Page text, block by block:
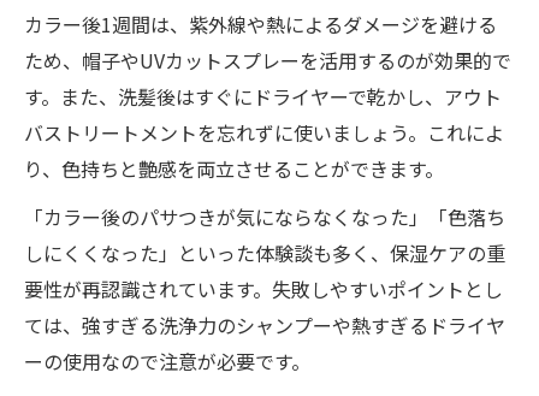
カラー後1週間は、紫外線や熱によるダメージを避ける
ため、帽子やUVカットスプレーを活用するのが効果的で
す。また、洗髪後はすぐにドライヤーで乾かし、アウト
バストリートメントを忘れずに使いましょう。これによ
り、色持ちと艶感を両立させることができます。
「カラー後のパサつきが気にならなくなった」「色落ち
しにくくなった」といった体験談も多く、保湿ケアの重
要性が再認識されています。失敗しやすいポイントとし
ては、強すぎる洗浄力のシャンプーや熱すぎるドライヤ
ーの使用なので注意が必要です。